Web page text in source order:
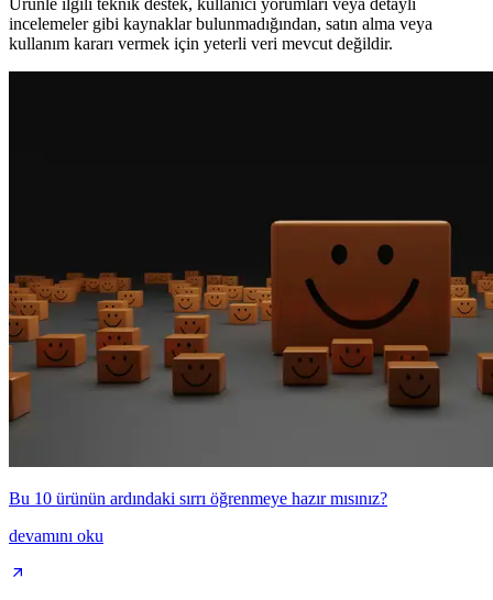
Ürünle ilgili teknik destek, kullanıcı yorumları veya detaylı
incelemeler gibi kaynaklar bulunmadığından, satın alma veya
kullanım kararı vermek için yeterli veri mevcut değildir.
Bu 10 ürünün ardındaki sırrı öğrenmeye hazır mısınız?
devamını oku